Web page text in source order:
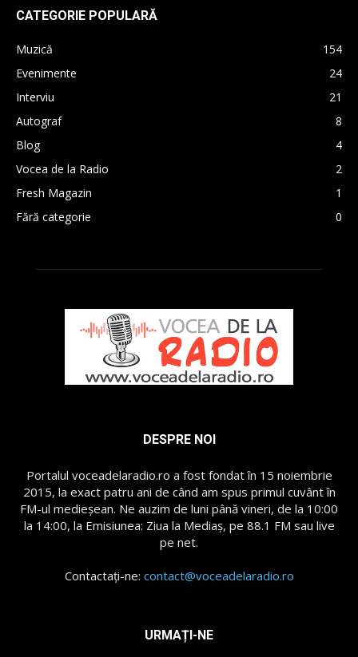
CATEGORIE POPULARĂ
Muzică
154
Evenimente
24
Interviu
21
Autograf
8
Blog
4
Vocea de la Radio
2
Fresh Magazin
1
Fără categorie
0
DESPRE NOI
Portalul voceadelaradio.ro a fost fondat în 15 noiembrie
2015, la exact patru ani de când am spus primul cuvânt în
FM-ul medieșean. Ne auzim de luni până vineri, de la 10:00
la 14:00, la Emisiunea: Ziua la Mediaș, pe 88.1 FM sau live
pe net.
Contactați-ne: contact@voceadelaradio.ro
URMAȚI-NE